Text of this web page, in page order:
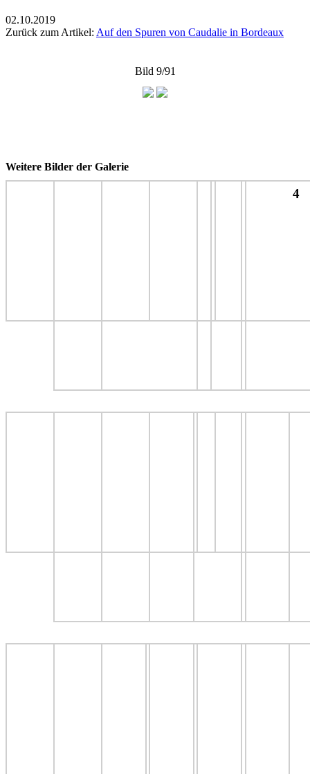
02.10.2019
Zurück zum Artikel: Auf den Spuren von Caudalie in Bordeaux
Bild 9/91
Weitere Bilder der Galerie
4